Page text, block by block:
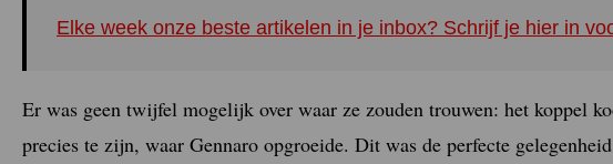
Elke week onze beste artikelen in je inbox? Schrijf je hier in
Er was geen twijfel mogelijk over waar ze zouden trouwen: het koppel
precies te zijn, waar Gennaro opgroeide. Dit was de perfecte